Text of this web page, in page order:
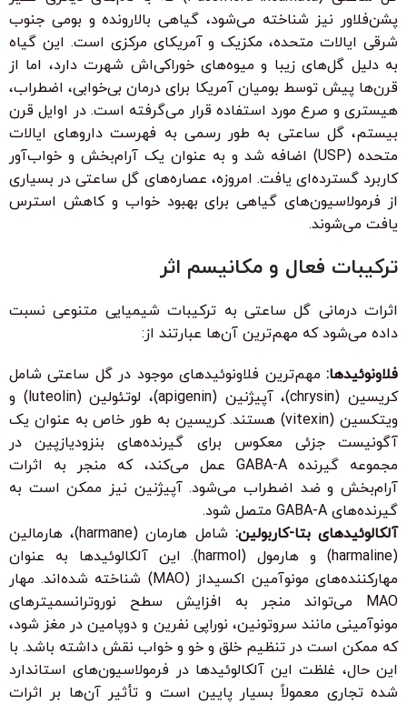
پشن‌فلاور نیز شناخته می‌شود، گیاهی بالارونده و بومی جنوب
شرقی ایالات متحده، مکزیک و آمریکای مرکزی است. این گیاه
به دلیل گل‌های زیبا و میوه‌های خوراکی‌اش شهرت دارد، اما از
قرن‌ها پیش توسط بومیان آمریکا برای درمان بی‌خوابی، اضطراب،
هیستری و صرع مورد استفاده قرار می‌گرفته است. در اوایل قرن
بیستم، گل ساعتی به طور رسمی به فهرست داروهای ایالات
متحده (USP) اضافه شد و به عنوان یک آرام‌بخش و خواب‌آور
کاربرد گسترده‌ای یافت. امروزه، عصاره‌های گل ساعتی در بسیاری
از فرمولاسیون‌های گیاهی برای بهبود خواب و کاهش استرس
یافت می‌شوند.
ترکیبات فعال و مکانیسم اثر
اثرات درمانی گل ساعتی به ترکیبات شیمیایی متنوعی نسبت
داده می‌شود که مهم‌ترین آن‌ها عبارتند از:
فلاونوئیدها: مهم‌ترین فلاونوئیدهای موجود در گل ساعتی شامل
کریسین (chrysin)، آپیژنین (apigenin)، لوتئولین (luteolin) و
ویتکسین (vitexin) هستند. کریسین به طور خاص به عنوان یک
آگونیست جزئی معکوس برای گیرنده‌های بنزودیازپین در
مجموعه گیرنده GABA-A عمل می‌کند، که منجر به اثرات
آرام‌بخش و ضد اضطراب می‌شود. آپیژنین نیز ممکن است به
گیرنده‌های GABA-A متصل شود.
آلکالوئیدهای بتا-کاربولین:
شامل هارمان (harmane)، هارمالین
(harmaline) و هارمول (harmol). این آلکالوئیدها به عنوان
مهارکننده‌های مونوآمین اکسیداز (MAO) شناخته شده‌اند. مهار
MAO می‌تواند منجر به افزایش سطح نوروترانسمیترهای
مونوآمینی مانند سروتونین، نوراپی نفرین و دوپامین در مغز شود،
که ممکن است در تنظیم خلق و خو و خواب نقش داشته باشد. با
این حال، غلظت این آلکالوئیدها در فرمولاسیون‌های استاندارد
شده تجاری معمولاً بسیار پایین است و تأثیر آن‌ها بر اثرات